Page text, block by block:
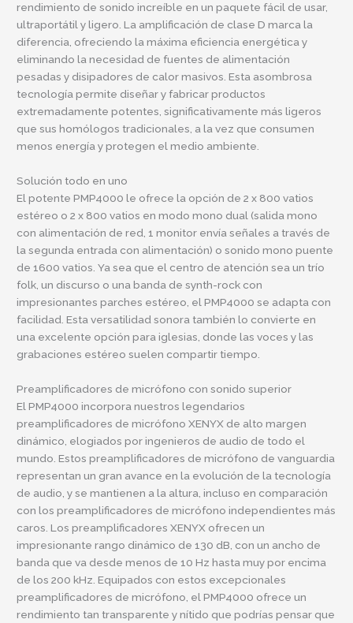
rendimiento de sonido increíble en un paquete fácil de usar,
ultraportátil y ligero. La amplificación de clase D marca la
diferencia, ofreciendo la máxima eficiencia energética y
eliminando la necesidad de fuentes de alimentación
pesadas y disipadores de calor masivos. Esta asombrosa
tecnología permite diseñar y fabricar productos
extremadamente potentes, significativamente más ligeros
que sus homólogos tradicionales, a la vez que consumen
menos energía y protegen el medio ambiente.
Solución todo en uno
El potente PMP4000 le ofrece la opción de 2 x 800 vatios
estéreo o 2 x 800 vatios en modo mono dual (salida mono
con alimentación de red, 1 monitor envía señales a través de
la segunda entrada con alimentación) o sonido mono puente
de 1600 vatios. Ya sea que el centro de atención sea un trío
folk, un discurso o una banda de synth-rock con
impresionantes parches estéreo, el PMP4000 se adapta con
facilidad. Esta versatilidad sonora también lo convierte en
una excelente opción para iglesias, donde las voces y las
grabaciones estéreo suelen compartir tiempo.
Preamplificadores de micrófono con sonido superior
El PMP4000 incorpora nuestros legendarios
preamplificadores de micrófono XENYX de alto margen
dinámico, elogiados por ingenieros de audio de todo el
mundo. Estos preamplificadores de micrófono de vanguardia
representan un gran avance en la evolución de la tecnología
de audio, y se mantienen a la altura, incluso en comparación
con los preamplificadores de micrófono independientes más
caros. Los preamplificadores XENYX ofrecen un
impresionante rango dinámico de 130 dB, con un ancho de
banda que va desde menos de 10 Hz hasta muy por encima
de los 200 kHz. Equipados con estos excepcionales
preamplificadores de micrófono, el PMP4000 ofrece un
rendimiento tan transparente y nítido que podrías pensar que